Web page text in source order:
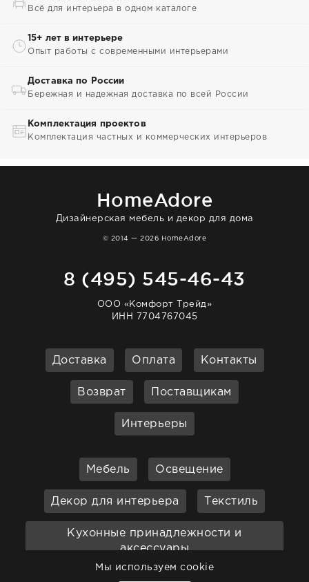
Всё для интерьера в одном каталоге
15+ лет в интерьере
Опыт работы с современными интерьерами
Доставка по России
Бережная и надежная доставка по всей России
Комплектация проектов
Комплектация частных и коммерческих интерьеров
HomeAdore
Дизайнерская мебель и декор для дома
© 2014 — 2026 HomeAdore
8 (495) 545-46-43
ООО «Комфорт Трейд»
ИНН 7704767045
Доставка Оплата Контакты
Возврат Поставщикам
Интерьеры
Мебель Освещение
Декор для интерьера Текстиль
Кухонные принадлежности и
аксессуары
Мы используем cookie